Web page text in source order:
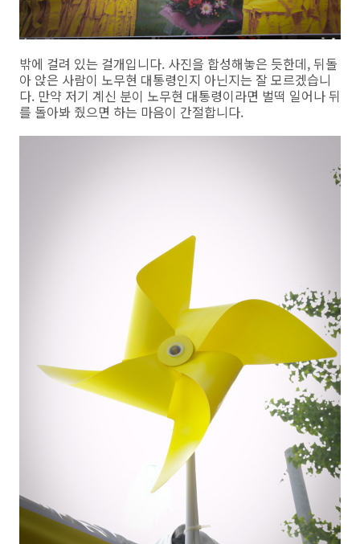
밖에 걸려 있는 걸개입니다. 사진을 합성해놓은 듯한데, 뒤돌
아 앉은 사람이 노무현 대통령인지 아닌지는 잘 모르겠습니
다. 만약 저기 계신 분이 노무현 대통령이라면 벌떡 일어나 뒤
를 돌아봐 줬으면 하는 마음이 간절합니다.